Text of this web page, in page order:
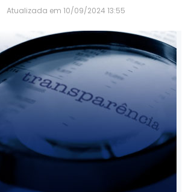
Atualizada em 10/09/2024 13:55